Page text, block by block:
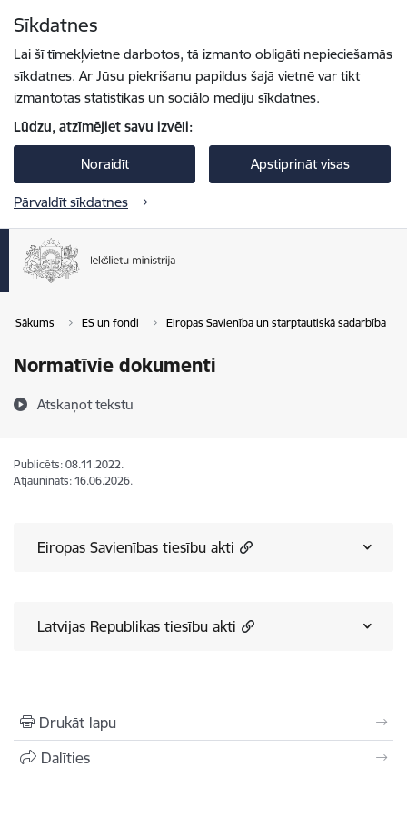
Sīkdatnes
Lai šī tīmekļvietne darbotos, tā izmanto obligāti nepieciešamās
sīkdatnes. Ar Jūsu piekrišanu papildus šajā vietnē var tikt
izmantotas statistikas un sociālo mediju sīkdatnes.
Lūdzu, atzīmējiet savu izvēli:
Noraidīt Apstiprināt visas
Pārvaldīt sīkdatnes
Sākums ES un fondi Eiropas Savienība un starptautiskā sadarbība
Normatīvie dokumenti
Atskaņot tekstu
Publicēts: 08.11.2022.
Atjaunināts: 16.06.2026.
Eiropas Savienības tiesību akti
Latvijas Republikas tiesību akti
Drukāt lapu
Dalīties